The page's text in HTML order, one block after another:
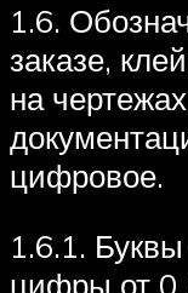
1.6.
заказе,
на
цифровое.
1.6.1.
цифры от 0